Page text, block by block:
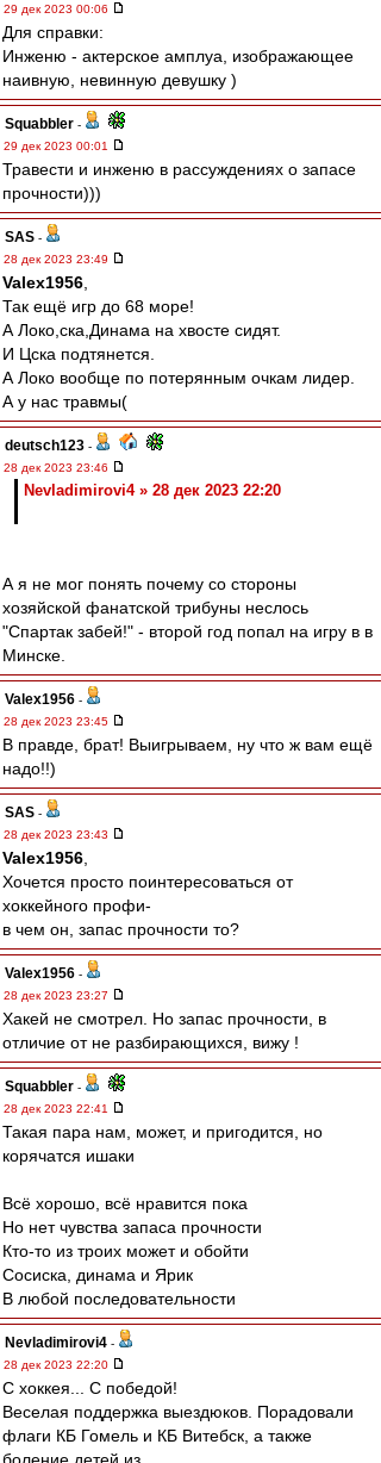
29 дек 2023 00:06
Для справки:
Инженю - актерское амплуа, изображающее
наивную, невинную девушку )
Squabbler -
29 дек 2023 00:01
Травести и инженю в рассуждениях о запасе
прочности)))
SAS -
28 дек 2023 23:49
Valex1956
Так ещё игр до 68 море!
А Локо,ска,Динама на хвосте сидят.
И Цска подтянется.
А Локо вообще по потерянным очкам лидер.
А у нас травмы(
deutsch123 -
28 дек 2023 23:46
Nevladimirovi4 » 28 дек 2023 22:20
А я не мог понять почему со стороны
хозяйской фанатской трибуны неслось
"Спартак забей!" - второй год попал на игру в в
Минске.
Valex1956 -
28 дек 2023 23:45
В правде, брат! Выигрываем, ну что ж вам ещё
надо!!)
SAS -
28 дек 2023 23:43
Valex1956
Хочется просто поинтересоваться от
хоккейного профи-
в чем он, запас прочности то?
Valex1956 -
28 дек 2023 23:27
Хакей не смотрел. Но запас прочности, в
отличие от не разбирающихся, вижу !
Squabbler -
28 дек 2023 22:41
Такая пара нам, может, и пригодится, но
корячатся ишаки
Всё хорошо, всё нравится пока
Но нет чувства запаса прочности
Кто-то из троих может и обойти
Сосиска, динама и Ярик
В любой последовательности
Nevladimirovi4 -
28 дек 2023 22:20
С хоккея... С победой!
Веселая поддержка выездюков. Порадовали
флаги КБ Гомель и КБ Витебск, а также